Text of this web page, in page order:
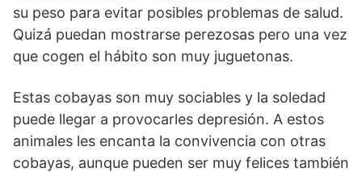
su peso para evitar posibles problemas de salud.
Quizá puedan mostrarse perezosas pero una vez
que cogen el hábito son muy juguetonas.
Estas cobayas son muy sociables y la soledad
puede llegar a provocarles depresión. A estos
animales les encanta la convivencia con otras
cobayas, aunque pueden ser muy felices también